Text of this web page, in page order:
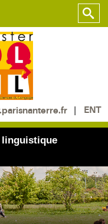
ENT
linguistique